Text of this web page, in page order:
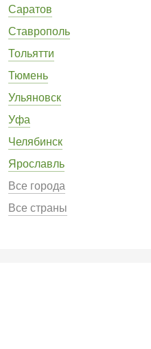
Саратов
Ставрополь
Тольятти
Тюмень
Ульяновск
Уфа
Челябинск
Ярославль
Все города
Все страны